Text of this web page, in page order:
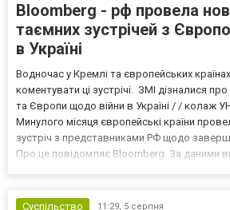
Bloomberg - рф провела
таємних зустрічей з
в Україні
Водночас у Кремлі та європейських
коментувати ці зустрічі. ЗМІ дізналися
та Європи щодо війни в Україні / / колаж
Минулого місяця європейські країни
зустріч з представниками РФ щодо
Про це повідомляє Bloomberg. За даними
Суспільство
11:29, 5 серпня